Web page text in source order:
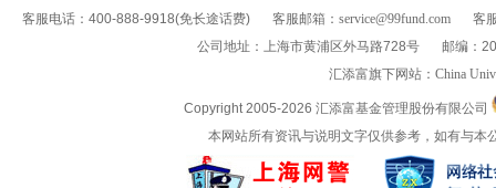
客服电话：400-888-9918(免长途话费)
客服邮箱： service@99fund.com
客
公司地址：上海市黄浦区外马路728号
邮编：
汇添富旗下网站： China
Copyright 2005-2026 汇添富基金管理股份有限公司
本网站所有资讯与说明文字仅供参考，如有与本